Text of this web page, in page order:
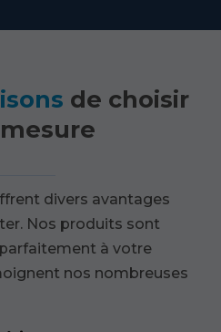
de choisir
divers avantages
Nos produits sont
à votre
nos nombreuses